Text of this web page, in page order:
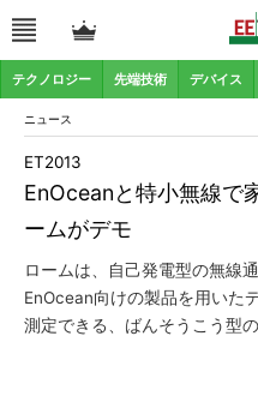
テクノロジー 先端技術 デバイス
ニュース
EnOceanと特小無線で
ームがデモ
ET2013
ロームは、自己発電型の無線
EnOcean向けの製品を用いた
測定できる、ばんそうこう型